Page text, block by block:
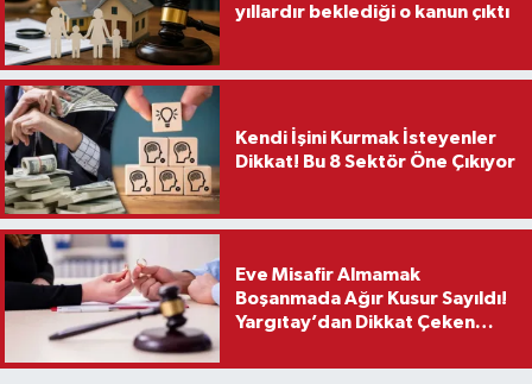
yıllardır beklediği o kanun çıktı
Kendi İşini Kurmak İsteyenler
Dikkat! Bu 8 Sektör Öne Çıkıyor
Eve Misafir Almamak
Boşanmada Ağır Kusur Sayıldı!
Yargıtay’dan Dikkat Çeken